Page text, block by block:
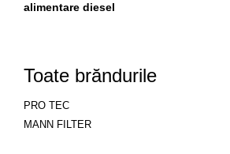
alimentare diesel
Toate brăndurile
PRO TEC
MANN FILTER